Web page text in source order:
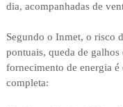
dia, acompanhadas de
Segundo o Inmet, o risco
pontuais, queda de
fornecimento de energia
completa: